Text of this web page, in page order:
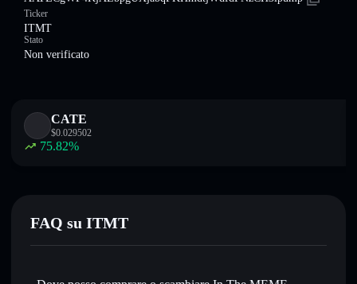
Ticker
ITMT
Stato
Non verificato
CATE
$0.029502
75.82%
FAQ su ITMT